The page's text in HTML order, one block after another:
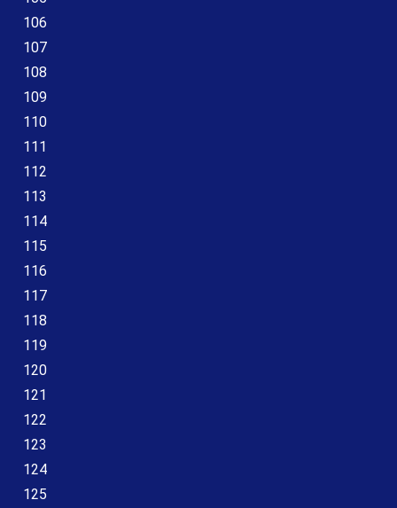
106
107
108
109
110
111
112
113
114
115
116
117
118
119
120
121
122
123
124
125